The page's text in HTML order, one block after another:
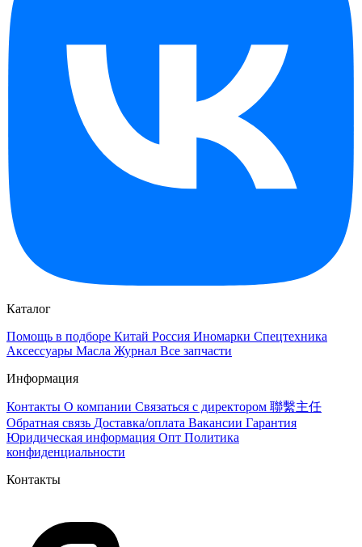
Каталог
Помощь в подборе Китай Россия Иномарки Спецтехника
Аксессуары Масла Журнал Все запчасти
Информация
Контакты О компании Связаться с директором 聯繫主任
Обратная связь Доставка/оплата Вакансии Гарантия
Юридическая информация Опт Политика
конфиденциальности
Контакты